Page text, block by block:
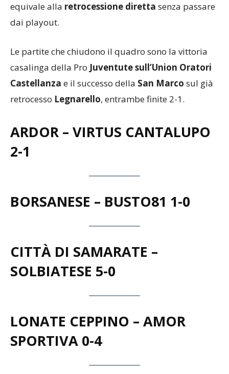
comportano un distacco di più di 6 punti che
equivale alla
Le partite che chiudono il quadro sono la vittoria
casalinga della ProJuventute sull’Union Oratori
Castellanzae il successo dellaSan Marco
ARDOR – VIRTUS CANTALUPO
CITTÀ DI SAMARATE –
LONATE CEPPINO – AMOR